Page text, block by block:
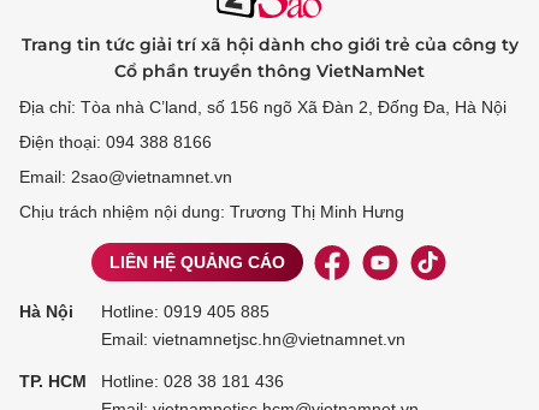
Trang tin tức giải trí xã hội dành cho giới trẻ của công ty
Cổ phần truyền thông VietNamNet
Địa chỉ: Tòa nhà C’land, số 156 ngõ Xã Đàn 2, Đống Đa, Hà Nội
Điện thoại: 094 388 8166
Email: 2sao@vietnamnet.vn
Chịu trách nhiệm nội dung: Trương Thị Minh Hưng
LIÊN HỆ QUẢNG CÁO
Hà Nội Hotline: 0919 405 885
Email: vietnamnetjsc.hn@vietnamnet.vn
TP. HCM Hotline: 028 38 181 436